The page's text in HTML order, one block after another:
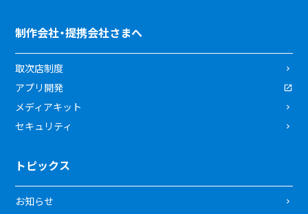
制作会社・提携会社さまへ
取次店制度
アプリ開発
メディアキット
セキュリティ
トピックス
お知らせ